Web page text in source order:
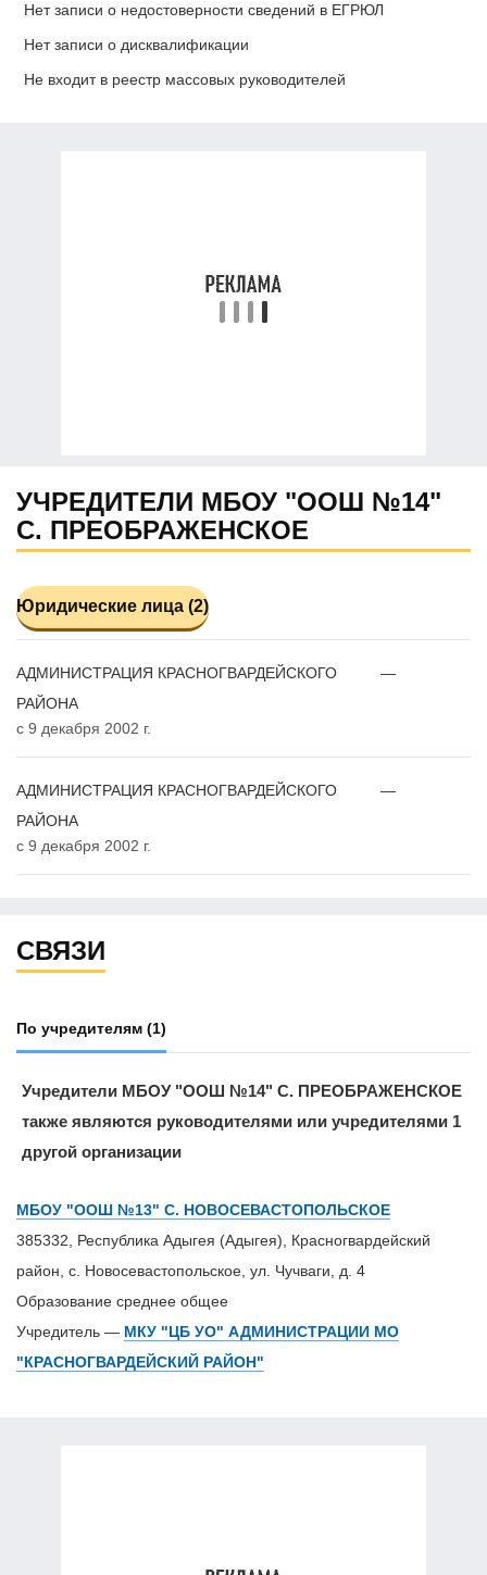
Нет записи о недостоверности сведений в ЕГРЮЛ
Нет записи о дисквалификации
Не входит в реестр массовых руководителей
УЧРЕДИТЕЛИ МБОУ "ООШ №14"
С. ПРЕОБРАЖЕНСКОЕ
Юридические лица (2)
АДМИНИСТРАЦИЯ КРАСНОГВАРДЕЙСКОГО
РАЙОНА
с 9 декабря 2002 г.
—
АДМИНИСТРАЦИЯ КРАСНОГВАРДЕЙСКОГО
РАЙОНА
с 9 декабря 2002 г.
—
СВЯЗИ
По учредителям (1)
Учредители МБОУ "ООШ №14" С. ПРЕОБРАЖЕНСКОЕ
также являются руководителями или учредителями 1
другой организации
МБОУ "ООШ №13" С. НОВОСЕВАСТОПОЛЬСКОЕ
385332, Республика Адыгея (Адыгея), Красногвардейский
район, с. Новосевастопольское, ул. Чучваги, д. 4
Образование среднее общее
Учредитель — МКУ "ЦБ УО" АДМИНИСТРАЦИИ МО
"КРАСНОГВАРДЕЙСКИЙ РАЙОН"